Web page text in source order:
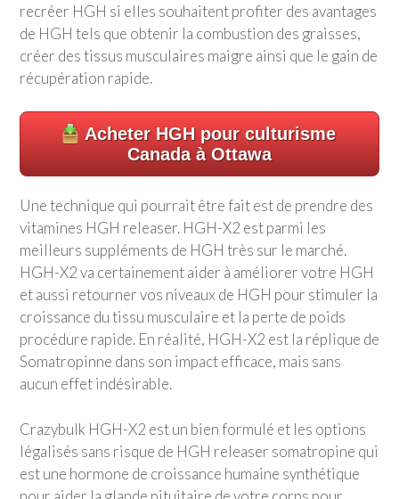
recréer HGH si elles souhaitent profiter des avantages
de HGH tels que obtenir la combustion des graisses,
créer des tissus musculaires maigre ainsi que le gain de
récupération rapide.
Acheter HGH pour culturisme
Canada à Ottawa
Une technique qui pourrait être fait est de prendre des
vitamines HGH releaser. HGH-X2 est parmi les
meilleurs suppléments de HGH très sur le marché.
HGH-X2 va certainement aider à améliorer votre HGH
et aussi retourner vos niveaux de HGH pour stimuler la
croissance du tissu musculaire et la perte de poids
procédure rapide. En réalité, HGH-X2 est la réplique de
Somatropinne dans son impact efficace, mais sans
aucun effet indésirable.
Crazybulk HGH-X2 est un bien formulé et les options
légalisés sans risque de HGH releaser somatropine qui
est une hormone de croissance humaine synthétique